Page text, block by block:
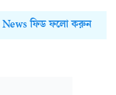
News ফিড ফলো করুন